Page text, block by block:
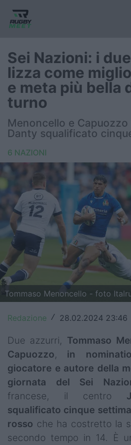
Nazionale
Nazionali giovanili
Rugby Sevens
FIR
Internazionale
6 Nazioni
United Rugby
Top14
Premiership
Champions Cup
Challenge Cup
World Rugby
Rugby World Cup
Super Rugby
Rugby in TV
Mercato
Serie A Elite
Sei Nazioni: i
lizza come
e meta più bella
turno
Menoncello e
Danty squalificato
6 NAZIONI
Tommaso Menoncello - foto
Redazione / 28.02.2024 23:46
Due azzurri, Tommaso
Capuozzo, in
giocatore e autore della
giornata del Sei
francese, il centro
squalificato cinque
rosso che ha costretto la
secondo tempo in 14. È